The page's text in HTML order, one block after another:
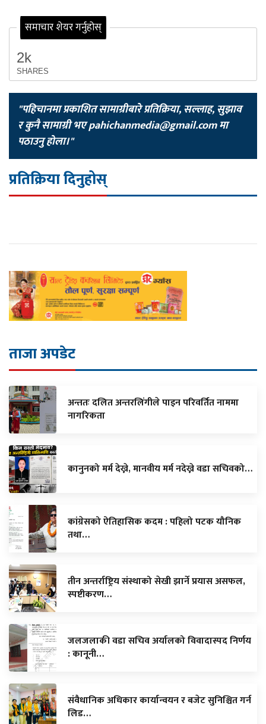
समाचार शेयर गर्नुहोस्
2k
SHARES
"पहिचानमा प्रकाशित सामाग्रीबारे प्रतिक्रिया, सल्लाह, सुझाव
र कुनै सामाग्री भएpahichanmedia@gmail.comमा
पठाउनु होला।"
प्रतिक्रिया दिनुहोस्
ताजा अपडेट
अन्ततः दलित अन्तरलिंगीले पाइन परिवर्तित नाममा
नागरिकता
कानुनको मर्म देख्ने, मानवीय मर्म नदेख्ने वडा सचिवको…
कांग्रेसको ऐतिहासिक कदम : पहिलो पटक यौनिक
तथा…
तीन अन्तर्राष्ट्रिय संस्थाको सेखी झार्ने प्रयास असफल,
स्पष्टीकरण…
जलजलाकी वडा सचिव अर्यालको विवादास्पद निर्णय
: कानूनी…
संवैधानिक अधिकार कार्यान्वयन र बजेट सुनिश्चित गर्न
लिड…